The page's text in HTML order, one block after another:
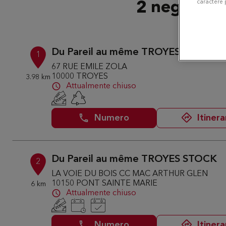
2 negozi
1
3.98 km
Du Pareil au même TROYES
67 RUE EMILE ZOLA
10000 TROYES
Attualmente chiuso
Numero
2
6 km
Du Pareil au même TROYES STOCK
LA VOIE DU BOIS CC MAC ARTHUR GLEN
10150 PONT SAINTE MARIE
Attualmente chiuso
caractère